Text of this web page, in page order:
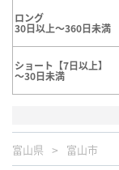
ロング
30日以上～360日未満
ショート【7日以上】
～30日未満
富山県 富山市